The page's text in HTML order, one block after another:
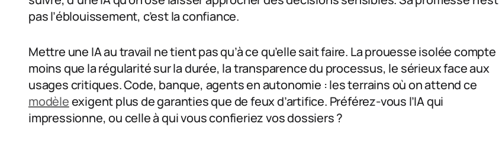
pas l’éblouissement, c’est la confiance.
Mettre une IA au travail ne tient pas qu’à ce qu’elle sait faire. La prouesse isolée compte
moins que la régularité sur la durée, la transparence du processus, le sérieux face aux
usages critiques. Code, banque, agents en autonomie : les terrains où on attend ce
modèleexigent plus de garanties que de feux d’artifice. Préférez-vous l’IA qui
impressionne, ou celle à qui vous confieriez vos dossiers ?